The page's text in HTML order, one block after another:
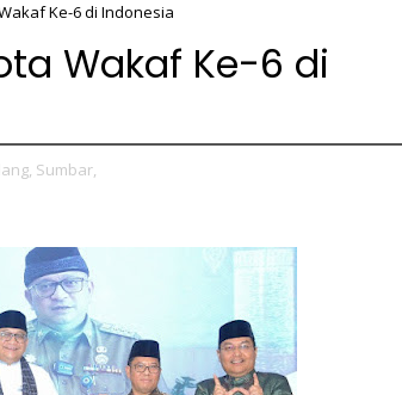
Ke-6 di Indonesia
Wakaf Ke-6 di
Sumbar,